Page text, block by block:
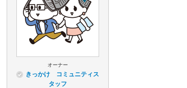
オーナー
きっかけ コミュニティス
タッフ